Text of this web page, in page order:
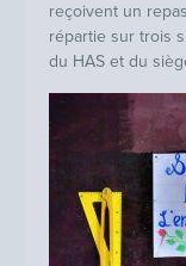
reçoivent un
répartie sur trois
du HAS et du